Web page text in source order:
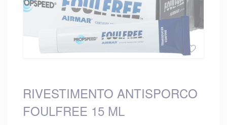
della
galleria
di
immagini
RIVESTIMENTO ANTISPORCO
FOULFREE 15 ML